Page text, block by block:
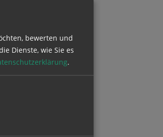
bewerten und
Dienste, wie Sie es
.